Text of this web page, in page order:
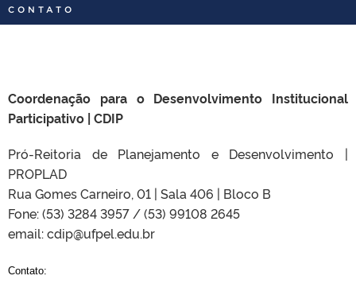
CONTATO
Coordenação para o Desenvolvimento Institucional
Participativo | CDIP
Pró-Reitoria de Planejamento e Desenvolvimento |
PROPLAD
Rua Gomes Carneiro, 01 | Sala 406 | Bloco B
Fone: (53) 3284 3957 / (53) 99108 2645
email: cdip@ufpel.edu.br
Contato: